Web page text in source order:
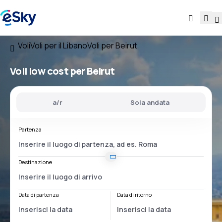
VoliVoli per il LibanoVoli per Beirut
Voli low cost per Beirut
a/r Sola andata
Partenza
Destinazione
Data di partenza Data di ritorno